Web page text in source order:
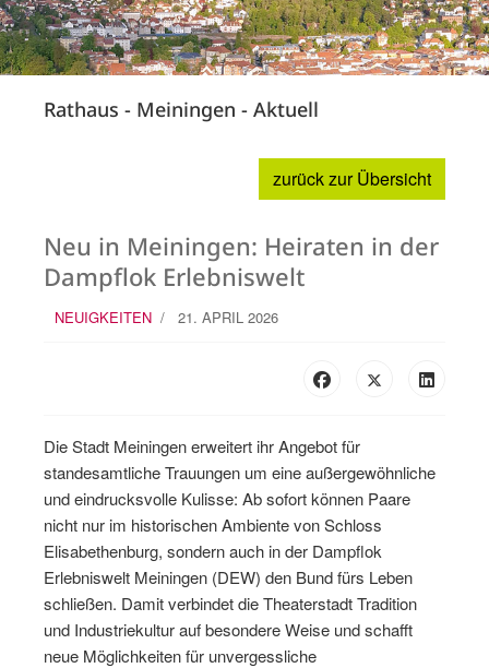
Rathaus - Meiningen - Aktuell
zurück zur Übersicht
Neu in Meiningen: Heiraten in der
Dampflok Erlebniswelt
NEUIGKEITEN 21. APRIL 2026
Die Stadt Meiningen erweitert ihr Angebot für
standesamtliche Trauungen um eine außergewöhnliche
und eindrucksvolle Kulisse: Ab sofort können Paare
nicht nur im historischen Ambiente von Schloss
Elisabethenburg, sondern auch in der Dampflok
Erlebniswelt Meiningen (DEW) den Bund fürs Leben
schließen. Damit verbindet die Theaterstadt Tradition
und Industriekultur auf besondere Weise und schafft
neue Möglichkeiten für unvergessliche